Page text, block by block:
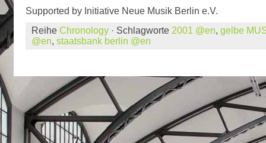
Supported by Initiative Neue Musik Berlin e.V.
Reihe Chronology · Schlagworte 2001 @en, gelbe
@en, staatsbank berlin @en